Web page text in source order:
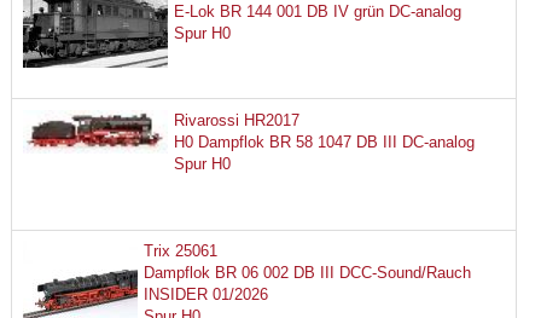
E-Lok BR 144 001 DB IV grün DC-analog
Spur H0
Rivarossi HR2017
H0 Dampflok BR 58 1047 DB III DC-analog
Spur H0
Trix 25061
Dampflok BR 06 002 DB III DCC-Sound/Rauch
INSIDER 01/2026